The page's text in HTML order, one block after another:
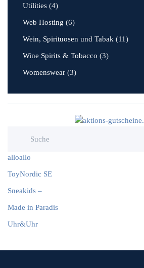
Utilities (4)
Web Hosting (6)
Wein, Spirituosen und Tabak (11)
Wine Spirits & Tobacco (3)
Womenswear (3)
alloallo
ToyNordic SE
Sneakids –
Made in Paradis
Uhr&Uhr